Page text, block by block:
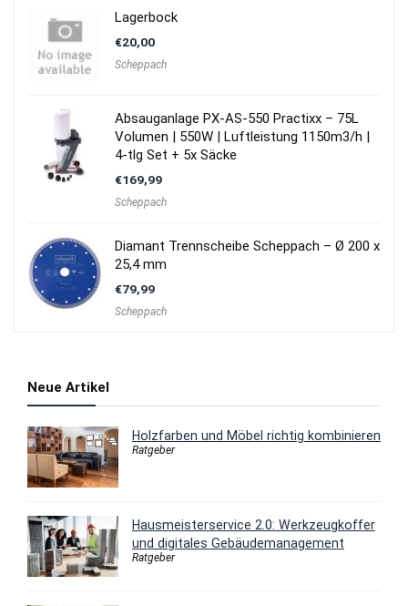
Lagerbock
€20,00
Scheppach
Absauganlage PX-AS-550 Practixx – 75L
Volumen | 550W | Luftleistung 1150m3/h |
4-tlg Set + 5x Säcke
€169,99
Scheppach
Diamant Trennscheibe Scheppach – Ø 200 x
25,4 mm
€79,99
Scheppach
Neue Artikel
Holzfarben und Möbel richtig kombinieren
Ratgeber
Hausmeisterservice 2.0: Werkzeugkoffer
und digitales Gebäudemanagement
Ratgeber